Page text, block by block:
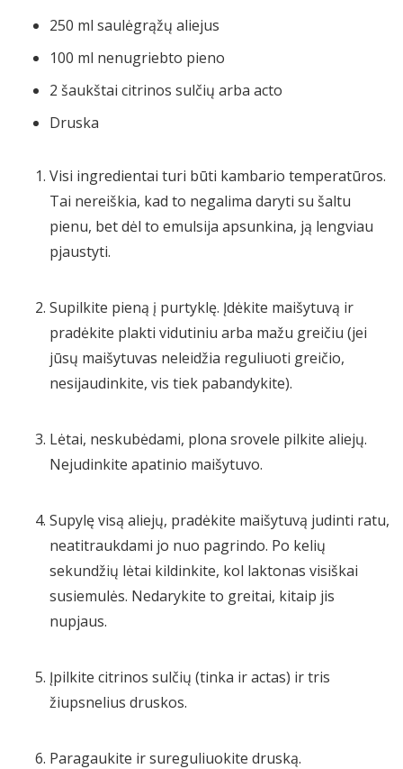
250 ml saulėgrąžų aliejus
100 ml nenugriebto pieno
2 šaukštai citrinos sulčių arba acto
Druska
Visi ingredientai turi būti kambario temperatūros.
Tai nereiškia, kad to negalima daryti su šaltu
pienu, bet dėl ​​to emulsija apsunkina, ją lengviau
pjaustyti.
Supilkite pieną į purtyklę. Įdėkite maišytuvą ir
pradėkite plakti vidutiniu arba mažu greičiu (jei
jūsų maišytuvas neleidžia reguliuoti greičio,
nesijaudinkite, vis tiek pabandykite).
Lėtai, neskubėdami, plona srovele pilkite aliejų.
Nejudinkite apatinio maišytuvo.
Supylę visą aliejų, pradėkite maišytuvą judinti ratu,
neatitraukdami jo nuo pagrindo. Po kelių
sekundžių lėtai kildinkite, kol laktonas visiškai
susiemulės. Nedarykite to greitai, kitaip jis
nupjaus.
Įpilkite citrinos sulčių (tinka ir actas) ir tris
žiupsnelius druskos.
Paragaukite ir sureguliuokite druską.